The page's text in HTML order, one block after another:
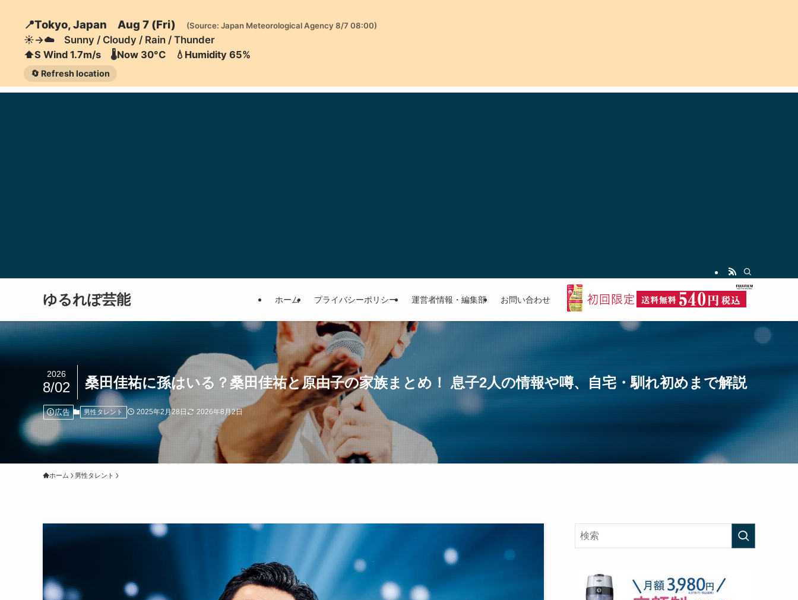
📍Tokyo, Japan Aug 7 (Fri) (Source: Japan Meteorological Agency 8/7 08:00)
☀️→☁️ Sunny / Cloudy / Rain / Thunder
⬆️S Wind 1.7m/s 🌡️Now 30°C 💧Humidity 65%
🔄 Refresh location
ゆるれぽ芸能 ホーム プライバシーポリシー 運営者情報・編集部 お問い合わせ
桑田佳祐に孫はいる？桑田佳祐と原由子の家族まとめ！ 息子2人の情報や噂、自宅・馴れ初めまで解説
2026
8/02
広告 男性タレント 2025年2月28日 2026年8月2日
ホーム 男性タレント